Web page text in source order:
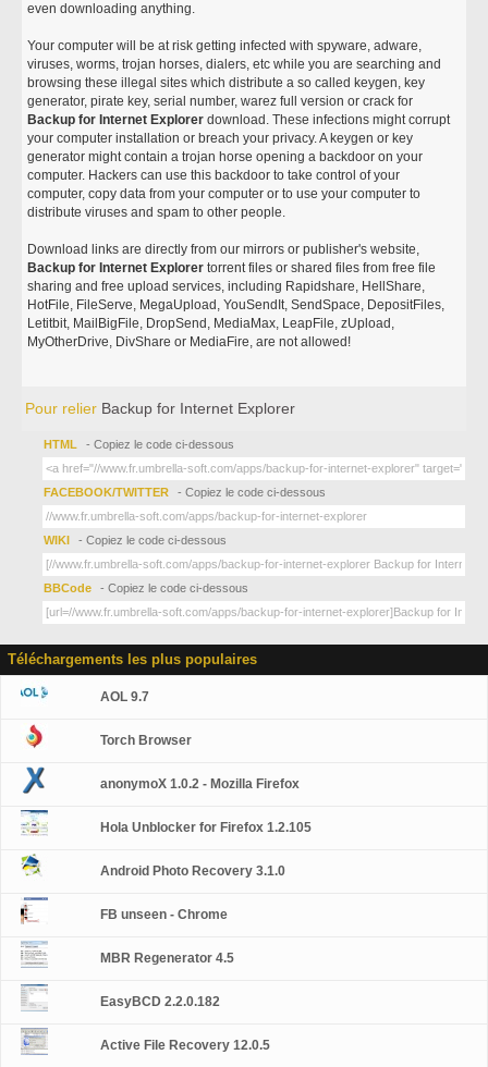
even downloading anything.
Your computer will be at risk getting infected with spyware, adware,
viruses, worms, trojan horses, dialers, etc while you are searching and
browsing these illegal sites which distribute a so called keygen, key
generator, pirate key, serial number, warez full version or crack for
Backup for Internet Explorer download. These infections might corrupt
your computer installation or breach your privacy. A keygen or key
generator might contain a trojan horse opening a backdoor on your
computer. Hackers can use this backdoor to take control of your
computer, copy data from your computer or to use your computer to
distribute viruses and spam to other people.
Download links are directly from our mirrors or publisher's website,
Backup for Internet Explorer torrent files or shared files from free file
sharing and free upload services, including Rapidshare, HellShare,
HotFile, FileServe, MegaUpload, YouSendIt, SendSpace, DepositFiles,
Letitbit, MailBigFile, DropSend, MediaMax, LeapFile, zUpload,
MyOtherDrive, DivShare or MediaFire, are not allowed!
Pour relier Backup for Internet Explorer
HTML - Copiez le code ci-dessous
FACEBOOK/TWITTER - Copiez le code ci-dessous
WIKI - Copiez le code ci-dessous
BBCode - Copiez le code ci-dessous
Téléchargements les plus populaires
AOL 9.7
Torch Browser
anonymoX 1.0.2 - Mozilla Firefox
Hola Unblocker for Firefox 1.2.105
Android Photo Recovery 3.1.0
FB unseen - Chrome
MBR Regenerator 4.5
EasyBCD 2.2.0.182
Active File Recovery 12.0.5